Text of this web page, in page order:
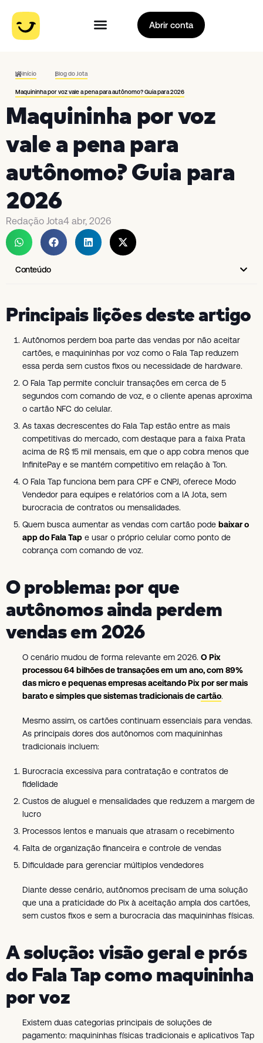
Abrir conta
Início Blog do Jota
Maquininha por voz vale a pena para autônomo? Guia para 2026
Maquininha por voz
vale a pena para
autônomo? Guia para
2026
Redação Jota4 abr, 2026
Conteúdo
Principais lições deste artigo
Autônomos perdem boa parte das vendas por não aceitar
cartões, e maquininhas por voz como o Fala Tap reduzem
essa perda sem custos fixos ou necessidade de hardware.
O Fala Tap permite concluir transações em cerca de 5
segundos com comando de voz, e o cliente apenas aproxima
o cartão NFC do celular.
As taxas decrescentes do Fala Tap estão entre as mais
competitivas do mercado, com destaque para a faixa Prata
acima de R$ 15 mil mensais, em que o app cobra menos que
InfinitePay e se mantém competitivo em relação à Ton.
O Fala Tap funciona bem para CPF e CNPJ, oferece Modo
Vendedor para equipes e relatórios com a IA Jota, sem
burocracia de contratos ou mensalidades.
Quem busca aumentar as vendas com cartão pode baixar o
app do Fala Tap e usar o próprio celular como ponto de
cobrança com comando de voz.
O problema: por que
autônomos ainda perdem
vendas em 2026
O cenário mudou de forma relevante em 2026. O Pix
processou 64 bilhões de transações em um ano, com 89%
das micro e pequenas empresas aceitando Pix por ser mais
barato e simples que sistemas tradicionais de cartão.
Mesmo assim, os cartões continuam essenciais para vendas.
As principais dores dos autônomos com maquininhas
tradicionais incluem:
Burocracia excessiva para contratação e contratos de
fidelidade
Custos de aluguel e mensalidades que reduzem a margem de
lucro
Processos lentos e manuais que atrasam o recebimento
Falta de organização financeira e controle de vendas
Dificuldade para gerenciar múltiplos vendedores
Diante desse cenário, autônomos precisam de uma solução
que una a praticidade do Pix à aceitação ampla dos cartões,
sem custos fixos e sem a burocracia das maquininhas físicas.
A solução: visão geral e prós
do Fala Tap como maquininha
por voz
Existem duas categorias principais de soluções de
pagamento: maquininhas físicas tradicionais e aplicativos Tap